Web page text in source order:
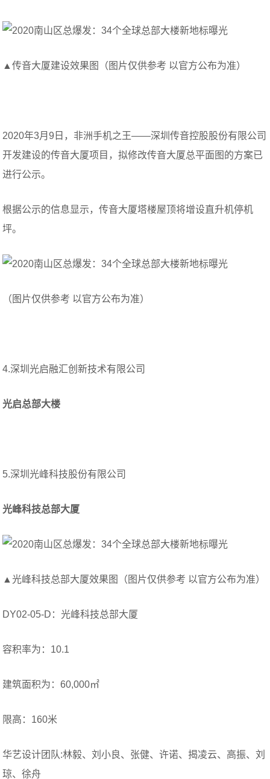
▲传音大厦建设效果图（图片仅供参考 以官方公布为准）
2020年3月9日，非洲手机之王——深圳传音控股股份有限公司
开发建设的传音大厦项目，拟修改传音大厦总平面图的方案已
进行公示。
根据公示的信息显示，传音大厦塔楼屋顶将增设直升机停机
坪。
（图片仅供参考 以官方公布为准）
4.深圳光启融汇创新技术有限公司
光启总部大楼
5.深圳光峰科技股份有限公司
光峰科技总部大厦
▲光峰科技总部大厦效果图（图片仅供参考 以官方公布为准）
DY02-05-D：光峰科技总部大厦
容积率为：10.1
建筑面积为：60,000㎡
限高：160米
华艺设计团队:林毅、刘小良、张健、许诺、揭凌云、高振、刘
琼、徐舟